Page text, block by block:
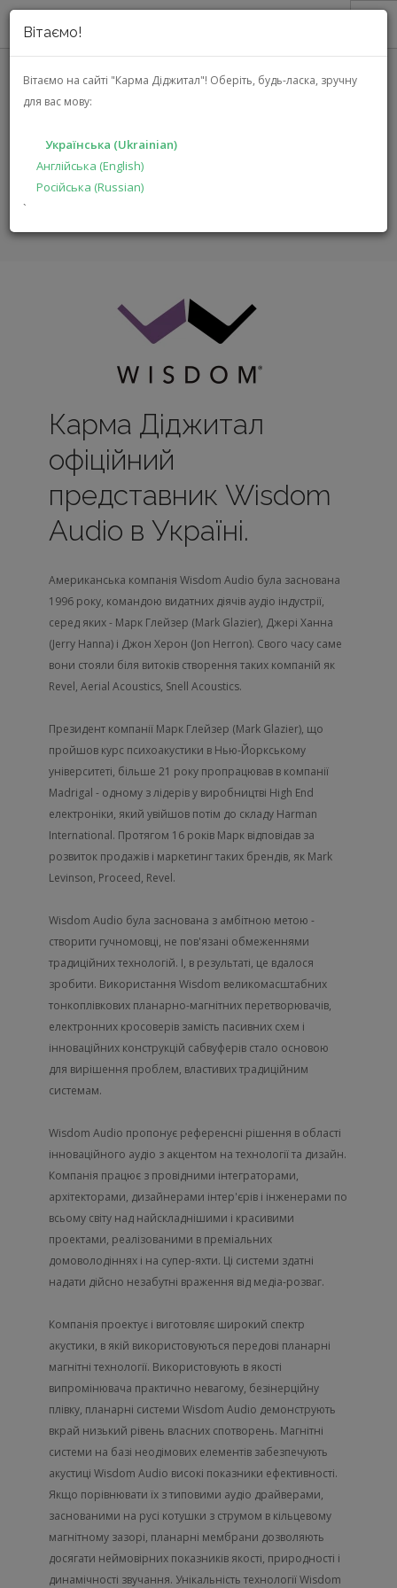
Вітаємо!
Вітаємо на сайті "Карма Діджитал"! Оберіть, будь-ласка, зручну
для вас мову:
Українська (Ukrainian)
Англійська (English)
Російська (Russian)
`
ПРО НАС
АКЦІЇ
РІШЕННЯ
ВИРОБНИКАМ
ГОЛОВНА БРЕНДИ
Карма Діджитал
офіційний
представник Wisdom
Audio в Україні.
Американська компанія Wisdom Audio була заснована
1996 року, командою видатних діячів аудіо індустрії,
серед яких - Марк Глейзер (Mark Glazier), Джері Ханна
(Jerry Hanna) і Джон Херон (Jon Herron). Свого часу саме
вони стояли біля витоків створення таких компаній як
Revel, Aerial Acoustics, Snell Acoustics.
Президент компанії Марк Глейзер (Mark Glazier), що
пройшов курс психоакустики в Нью-Йоркському
університеті, більше 21 року пропрацював в компанії
Madrigal - одному з лідерів у виробництві High End
електроніки, який увійшов потім до складу Harman
International. Протягом 16 років Марк відповідав за
розвиток продажів і маркетинг таких брендів, як Mark
Levinson, Proceed, Revel.
Wisdom Audio була заснована з амбітною метою -
створити гучномовці, не пов'язані обмеженнями
традиційних технологій. І, в результаті, це вдалося
зробити. Використання Wisdom великомасштабних
тонкоплівкових планарно-магнітних перетворювачів,
електронних кросоверів замість пасивних схем і
інноваційних конструкцій сабвуферів стало основою
для вирішення проблем, властивих традиційним
системам.
Wisdom Audio пропонує референсні рішення в області
інноваційного аудіо з акцентом на технології та дизайн.
Компанія працює з провідними інтеграторами,
архітекторами, дизайнерами інтер'єрів і інженерами по
всьому світу над найскладнішими і красивими
проектами, реалізованими в преміальних
домоволодіннях і на супер-яхти. Ці системи здатні
надати дійсно незабутні враження від медіа-розваг.
Компанія проектує і виготовляє широкий спектр
акустики, в якій використовуються передові планарні
магнітні технології. Використовують в якості
випромінювача практично невагому, безінерційну
плівку, планарні системи Wisdom Audio демонструють
вкрай низький рівень власних спотворень. Магнітні
системи на базі неодімових елементів забезпечують
акустиці Wisdom Audio високі показники ефективності.
Якщо порівнювати їх з типовими аудіо драйверами,
заснованими на русі котушки з струмом в кільцевому
магнітному зазорі, планарні мембрани дозволяють
досягати неймовірних показників якості, природності і
динамічності звучання. Унікальність технології Wisdom